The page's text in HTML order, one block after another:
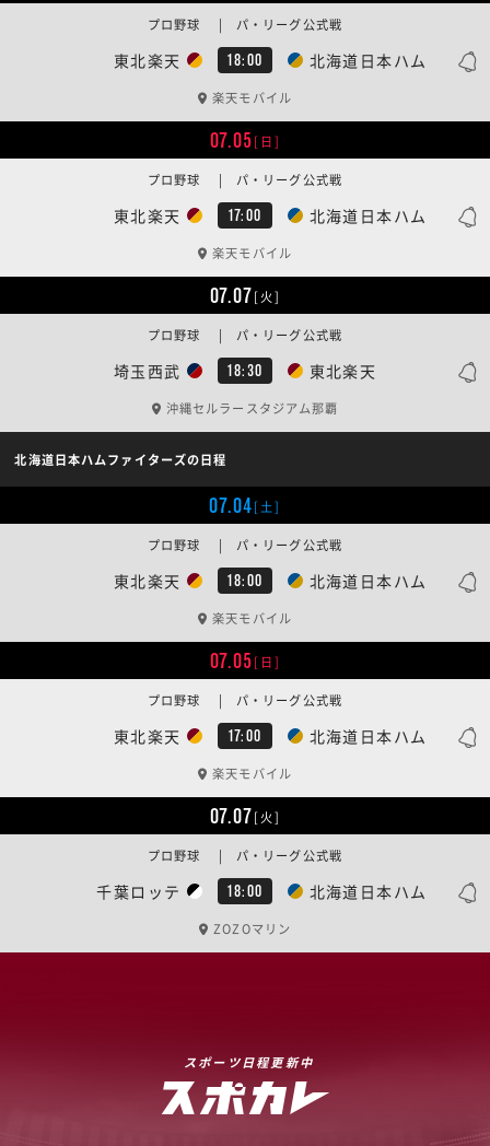
東北楽天 18:00 北海道日本ハム
プロ野球 | パ・リーグ公式戦
楽天モバイル
07.05[日]
東北楽天 17:00 北海道日本ハム
プロ野球 | パ・リーグ公式戦
楽天モバイル
07.07[火]
埼玉西武 18:30 東北楽天
プロ野球 | パ・リーグ公式戦
沖縄セルラースタジアム那覇
北海道日本ハムファイターズの日程
07.04[土]
東北楽天 18:00 北海道日本ハム
プロ野球 | パ・リーグ公式戦
楽天モバイル
07.05[日]
東北楽天 17:00 北海道日本ハム
プロ野球 | パ・リーグ公式戦
楽天モバイル
07.07[火]
千葉ロッテ 18:00 北海道日本ハム
プロ野球 | パ・リーグ公式戦
ZOZOマリン
スポーツ日程更新中